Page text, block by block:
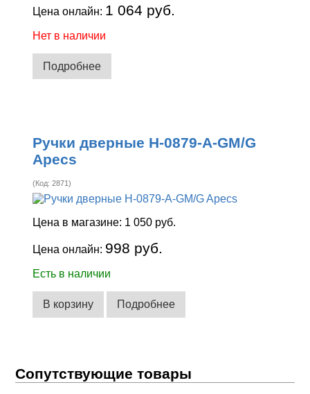
Цена онлайн: 1 064 руб.
Нет в наличии
Подробнее
Ручки дверные H-0879-A-GM/G
Apecs
(Код:2871)
Цена в магазине: 1 050 руб.
Цена онлайн: 998 руб.
Есть в наличии
В корзину Подробнее
Сопутствующие товары